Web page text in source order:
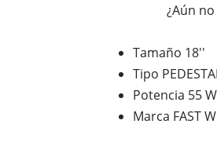
¿Aún
Tamaño 18''
Tipo
Potencia 55
Marca FAST